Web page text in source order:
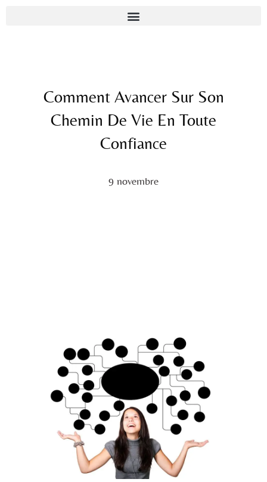
Comment Avancer Sur Son
Chemin De Vie En Toute
Confiance
9 novembre